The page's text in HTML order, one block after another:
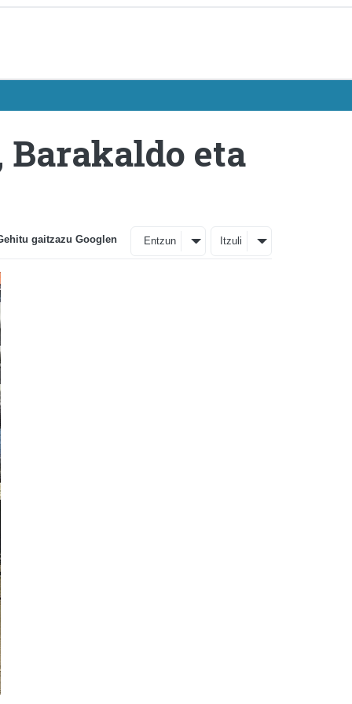
eta
gaitzazu Googlen Entzun Itzuli